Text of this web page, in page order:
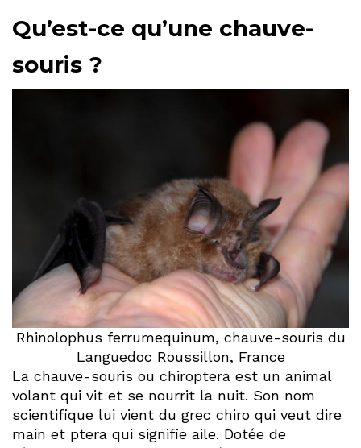
Qu’est-ce qu’une chauve-
souris ?
Rhinolophus ferrumequinum, chauve-souris du
Languedoc Roussillon, France
La chauve-souris ou chiroptera est un animal
volant qui vit et se nourrit la nuit. Son nom
scientifique lui vient du grec chiro qui veut dire
main et ptera qui signifie aile. Dotée de